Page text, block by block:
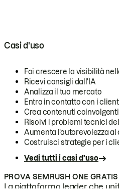
Casi d'uso
Fai crescere la visibilità
Ricevi consigli dall'IA
Analizza il tuo mercato
Entra in contatto con i
Crea contenuti coinvolgenti
Risolvi i problemi tecnici
Aumenta l'autorevolezza al
Costruisci strategie per i
Vedi tutti i casi d'uso
PROVA SEMRUSH ONE GRATIS
La piattaforma leader che